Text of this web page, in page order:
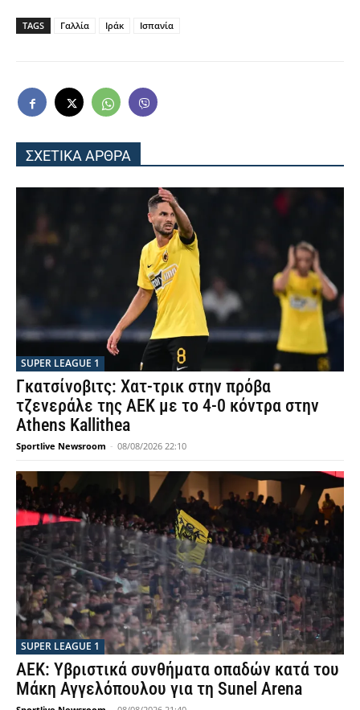
TAGS Γαλλία Ιράκ Ισπανία
ΣΧΕΤΙΚΑ ΑΡΘΡΑ
SUPER LEAGUE 1
Γκατσίνοβιτς: Χατ-τρικ στην πρόβα
τζενεράλε της ΑΕΚ με το 4-0 κόντρα στην
Athens Kallithea
Sportlive Newsroom - 08/08/2026 22:10
SUPER LEAGUE 1
ΑΕΚ: Υβριστικά συνθήματα οπαδών κατά του
Μάκη Αγγελόπουλου για τη Sunel Arena